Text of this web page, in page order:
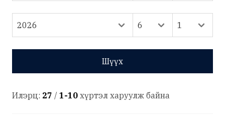
Шүүх
Илэрц: 27 / 1-10 хүртэл харуулж байна